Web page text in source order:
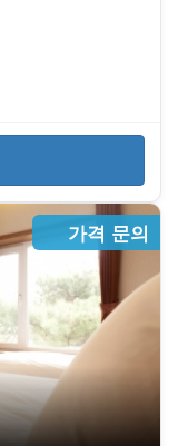
가격 문의